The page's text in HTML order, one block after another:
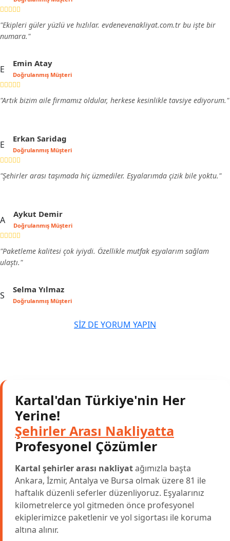
"Ekipleri güler yüzlü ve hızlılar. evdenevenakliyat.com.tr bu işte bir
numara."
E
Emin Atay
Doğrulanmış Müşteri
"Artık bizim aile firmamız oldular, herkese kesinlikle tavsiye ediyorum."
E
Erkan Saridag
Doğrulanmış Müşteri
"Şehirler arası taşımada hiç üzmediler. Eşyalarımda çizik bile yoktu."
A
Aykut Demir
Doğrulanmış Müşteri
"Paketleme kalitesi çok iyiydi. Özellikle mutfak eşyalarım sağlam
ulaştı."
S
Selma Yılmaz
Doğrulanmış Müşteri
SİZ DE YORUM YAPIN
Kartal'dan Türkiye'nin Her
Yerine!
Şehirler Arası Nakliyatta
Profesyonel Çözümler
Kartal şehirler arası nakliyatağımızla başta
Ankara, İzmir, Antalya ve Bursa olmak üzere 81 ile
haftalık düzenli seferler düzenliyoruz. Eşyalarınız
kilometrelerce yol gitmeden önce profesyonel
ekiplerimizce paketlenir ve yol sigortası ile koruma
altına alınır.